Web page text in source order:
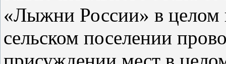
«Лыжни России» в целом
сельском поселении